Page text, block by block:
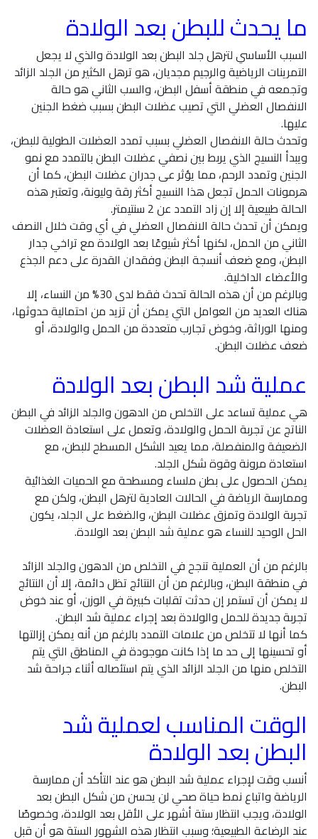
ما يحدث للبطن بعد الولادة
السبب الأساسي لترهل جلد البطن بعد الولادة والذي لا يجعل
التمرينات الرياضية والرجيم مجديان، هو ترهل الكثير من الجلد الزائد
وتجمعه في منطقة أسفل البطن، والسب الثاني هو حالة
الانفصال العضلي التي تصيب عضلات البطن بسبب ضغط الجنين
عليها.
وتحدث حالة الانفصال العضلي بسبب تمدد العضلات الطولية للبطن،
ويبدأ النسيج الذي يربط بين نصفي عضلات البطن بالتمدد مع نمو
الجنين وتمدد الرحم، مما يؤثر عى جدران عضلات البطن، كما أن
هرمونات الحمل تجعل هذا النسيج أكثر رقة وليونة، وتعتبر هذه
الحالة طبيعية إلا إن زاد التمدد عن 2 سنتيمتر.
ويمكن أن تحدث حالة الانفصال العضلي في أي وقت خلال النصف
الثاني من الحمل، لكنها أكثر شيوعًا بعد الولادة مع تراخي جدار
البطن، ومع ضعف أنسجة البطن وفقدان القدرة على دعم الجذع
والأعضاء الداخلية.
وبالرغم من أن هذه الحالة تحدث فقط لدى 30% من النساء، إلا
هناك العديد من العوامل التي يمكن أن تزيد من احتمالية حدوثها،
ومنها الوراثة، وخوض تجارب متعددة من الحمل والولادة، أو
ضعف عضلات البطن.
عملية شد البطن بعد الولادة
هي عملية تساعد على التخلص من الدهون والجلد الزائد في البطن
الناتج عن تجربة الحمل والولادة، وتعمل على استعادة العضلات
الضعيفة والمنفصلة، مما يعيد الشكل المسطح للبطن، مع
استعادة مرونة وقوة شكل الجلد.
يمكن الحصول على بطن ملساء ومسطحة مع الحميات الغذائية
وممارسة الرياضة في الحالات العادية لترهل البطن، ولكن مع
تجربة الولادة وتمزق عضلات البطن، والضغط على الجلد، يكون
الحل الوحيد للنساء هو عملية شد البطن بعد الولادة.
بالرغم من أن العملية تنجح في التخلص من الدهون والجلد الزائد
في منطقة البطن، وبالرغم من أن النتائج تظل دائمة، إلا أن النتائج
لا يمكن أن تستمر إن حدثت تقلبات كبيرة في الوزن، أو عند خوض
تجربة جديدة للحمل والولادة بعد إجراء عملية شد البطن.
كما أنها لا تتخلص من علامات التمدد بالرغم من أنه يمكن إزالتها
أو تحسينها إلى حد ما إذا كانت موجودة في المناطق التي يتم
التخلص منها من الجلد الزائد الذي يتم استئصاله أثناء جراحة شد
البطن.
الوقت المناسب لعملية شد
البطن بعد الولادة
أنسب وقت لإجراء عملية شد البطن هو عند التأكد أن ممارسة
الرياضة واتباع نمط حياة صحي لن يحسن من شكل البطن بعد
الولادة، ويجب انتظار ستة أشهر على الأقل بعد الولادة، وخصوصًا
عند الرضاعة الطبيعية؛ وسبب انتظار هذه الشهور الستة هو أن قبل